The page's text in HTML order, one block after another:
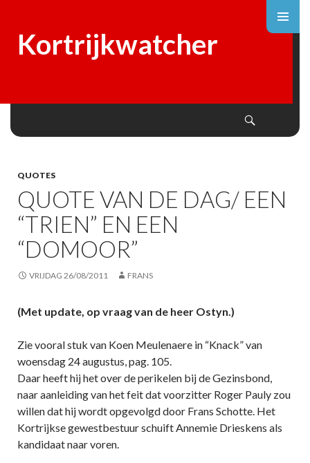
Kortrijkwatcher
QUOTES
QUOTE VAN DE DAG/ EEN
“TRIEN” EN EEN
“DOMOOR”
VRIJDAG 26/08/2011 FRANS
(Met update, op vraag van de heer Ostyn.)
Zie vooral stuk van Koen Meulenaere in “Knack” van
woensdag 24 augustus, pag. 105.
Daar heeft hij het over de perikelen bij de Gezinsbond,
naar aanleiding van het feit dat voorzitter Roger Pauly zou
willen dat hij wordt opgevolgd door Frans Schotte. Het
Kortrijkse gewestbestuur schuift Annemie Drieskens als
kandidaat naar voren.